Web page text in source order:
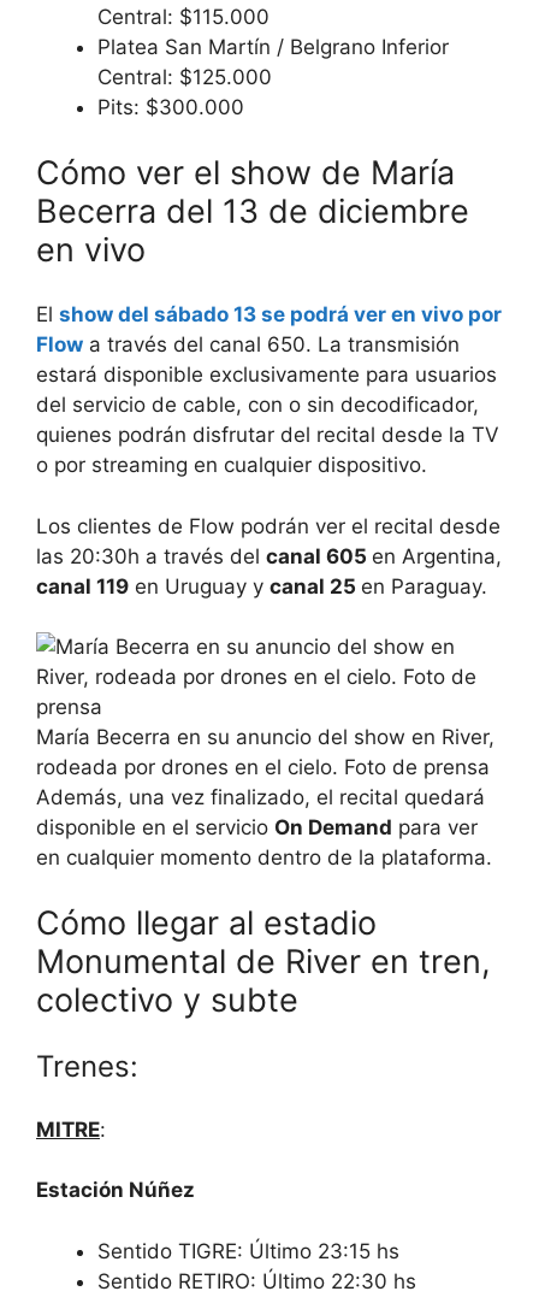
Central: $115.000
Platea San Martín / Belgrano Inferior
Central: $125.000
Pits: $300.000
Cómo ver el show de María
Becerra del 13 de diciembre
en vivo
El show del sábado 13 se podrá ver en vivo por
Flow a través del canal 650. La transmisión
estará disponible exclusivamente para usuarios
del servicio de cable, con o sin decodificador,
quienes podrán disfrutar del recital desde la TV
o por streaming en cualquier dispositivo.
Los clientes de Flow podrán ver el recital desde
las 20:30h a través del canal 605 en Argentina,
canal 119 en Uruguay y canal 25 en Paraguay.
María Becerra en su anuncio del show en River,
rodeada por drones en el cielo. Foto de prensa
Además, una vez finalizado, el recital quedará
disponible en el servicio On Demand para ver
en cualquier momento dentro de la plataforma.
Cómo llegar al estadio
Monumental de River en tren,
colectivo y subte
Trenes:
MITRE:
Estación Núñez
Sentido TIGRE: Último 23:15 hs
Sentido RETIRO: Último 22:30 hs